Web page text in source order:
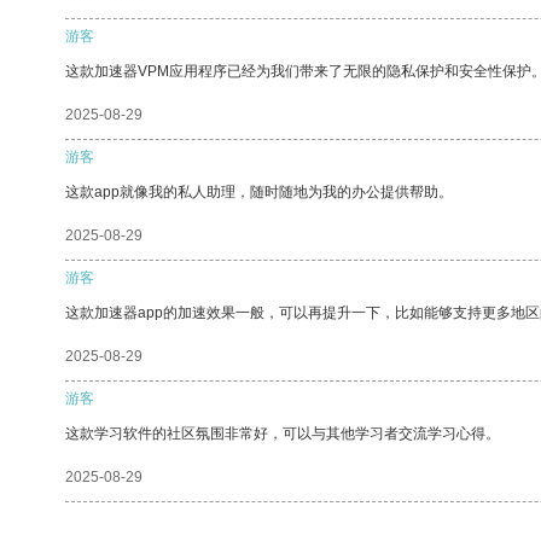
游客
这款加速器VPM应用程序已经为我们带来了无限的隐私保护和安全性保护。
2025-08-29
游客
这款app就像我的私人助理，随时随地为我的办公提供帮助。
2025-08-29
游客
这款加速器app的加速效果一般，可以再提升一下，比如能够支持更多地区
2025-08-29
游客
这款学习软件的社区氛围非常好，可以与其他学习者交流学习心得。
2025-08-29